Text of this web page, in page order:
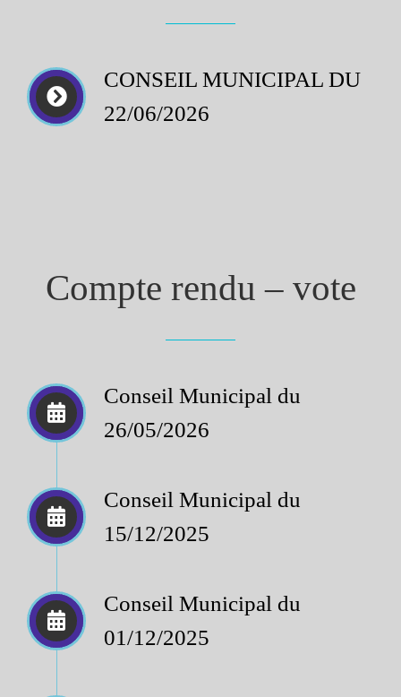
CONSEIL MUNICIPAL DU
22/06/2026
Compte rendu – vote
Conseil Municipal du
26/05/2026
Conseil Municipal du
15/12/2025
Conseil Municipal du
01/12/2025